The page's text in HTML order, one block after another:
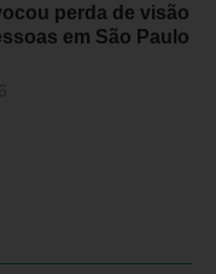
perda de visão
em São Paulo